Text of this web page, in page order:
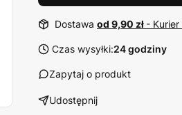
Dostawa od 9,90 zł - Kurier
Czas wysyłki:24 godziny
Zapytaj o produkt
Udostępnij